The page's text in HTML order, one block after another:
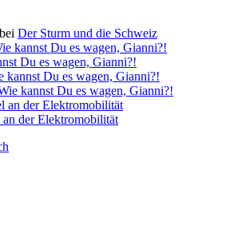
bei Der Sturm und die Schweiz
kannst Du es wagen, Gianni?!
Du es wagen, Gianni?!
kannst Du es wagen, Gianni?!
kannst Du es wagen, Gianni?!
an der Elektromobilität
der Elektromobilität